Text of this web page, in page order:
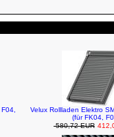
Velux Rollladen Elektro
(für FK04,
580,72 EUR